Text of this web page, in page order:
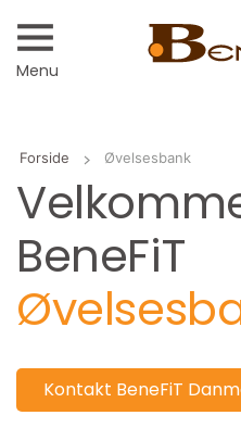
Menu
Forside Øvelsesbank
BeneFiT
Kontakt BeneFiT